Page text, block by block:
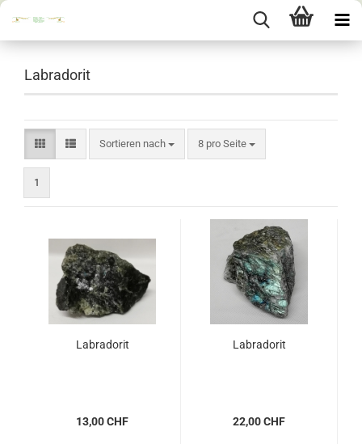
Labradorit
Sortieren nach
Sortieren nach 8 pro Seite
pro Seite
1
Labradorit
13,00 CHF
Labradorit
22,00 CHF